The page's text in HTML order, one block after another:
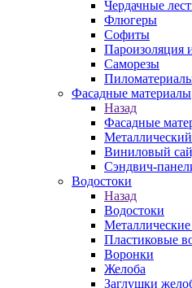
Чердачные
Флюгеры
Софиты
Пароизоляция
Саморезы
Фасадные материалы
Назад
Фасадные
Виниловый
Сэндвич-
Водостоки
Назад
Водостоки
Пластиковые
Воронки
Желоба
Заглушки